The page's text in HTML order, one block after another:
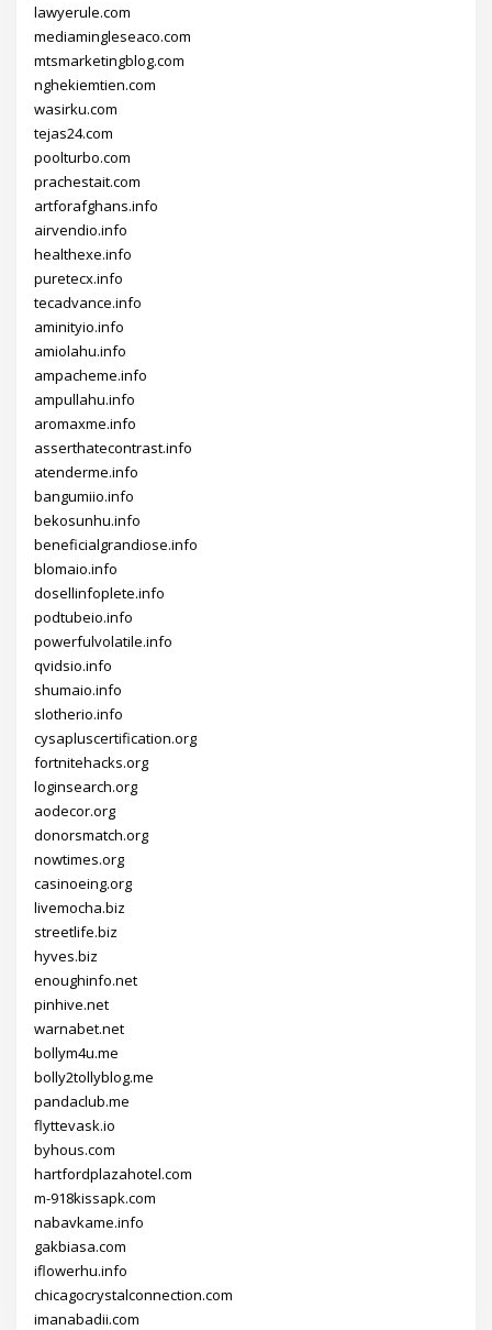
lawyerule.com
mediamingleseaco.com
mtsmarketingblog.com
nghekiemtien.com
wasirku.com
tejas24.com
poolturbo.com
prachestait.com
artforafghans.info
airvendio.info
healthexe.info
puretecx.info
tecadvance.info
aminityio.info
amiolahu.info
ampacheme.info
ampullahu.info
aromaxme.info
asserthatecontrast.info
atenderme.info
bangumiio.info
bekosunhu.info
beneficialgrandiose.info
blomaio.info
dosellinfoplete.info
podtubeio.info
powerfulvolatile.info
qvidsio.info
shumaio.info
slotherio.info
cysapluscertification.org
fortnitehacks.org
loginsearch.org
aodecor.org
donorsmatch.org
nowtimes.org
casinoeing.org
livemocha.biz
streetlife.biz
hyves.biz
enoughinfo.net
pinhive.net
warnabet.net
bollym4u.me
bolly2tollyblog.me
pandaclub.me
flyttevask.io
byhous.com
hartfordplazahotel.com
m-918kissapk.com
nabavkame.info
gakbiasa.com
iflowerhu.info
chicagocrystalconnection.com
imanabadii.com